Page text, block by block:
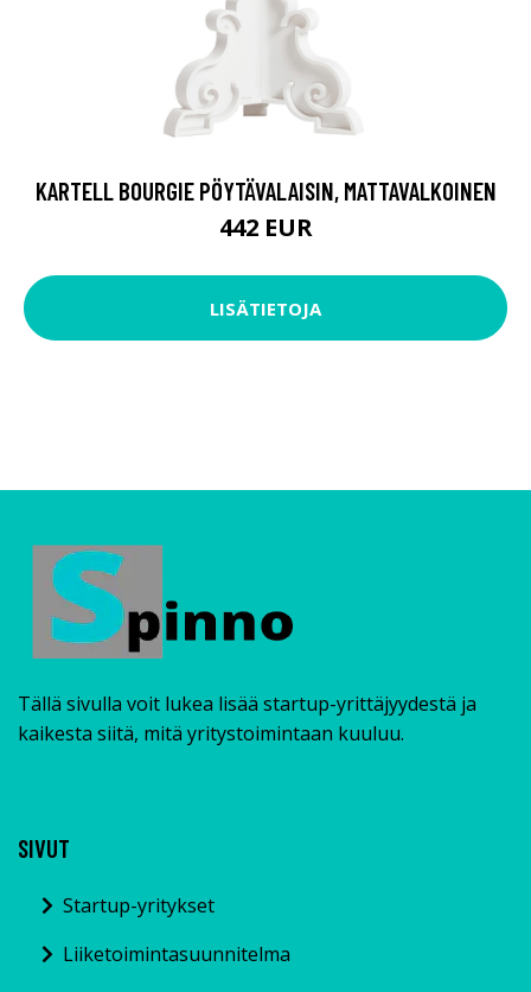
KARTELL BOURGIE PÖYTÄVALAISIN, MATTAVALKOINEN
442 EUR
LISÄTIETOJA
Tällä sivulla voit lukea lisää startup-yrittäjyydestä ja
kaikesta siitä, mitä yritystoimintaan kuuluu.
SIVUT
Startup-yritykset
Liiketoimintasuunnitelma